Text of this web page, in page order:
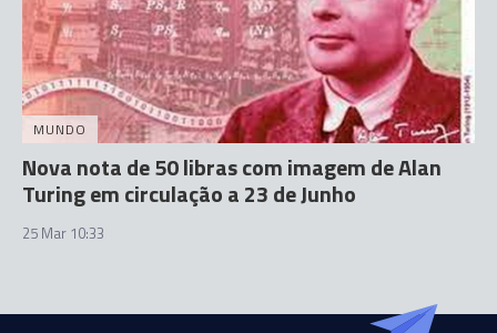
MUNDO
Nova nota de 50 libras com imagem de Alan
Turing em circulação a 23 de Junho
25 Mar 10:33